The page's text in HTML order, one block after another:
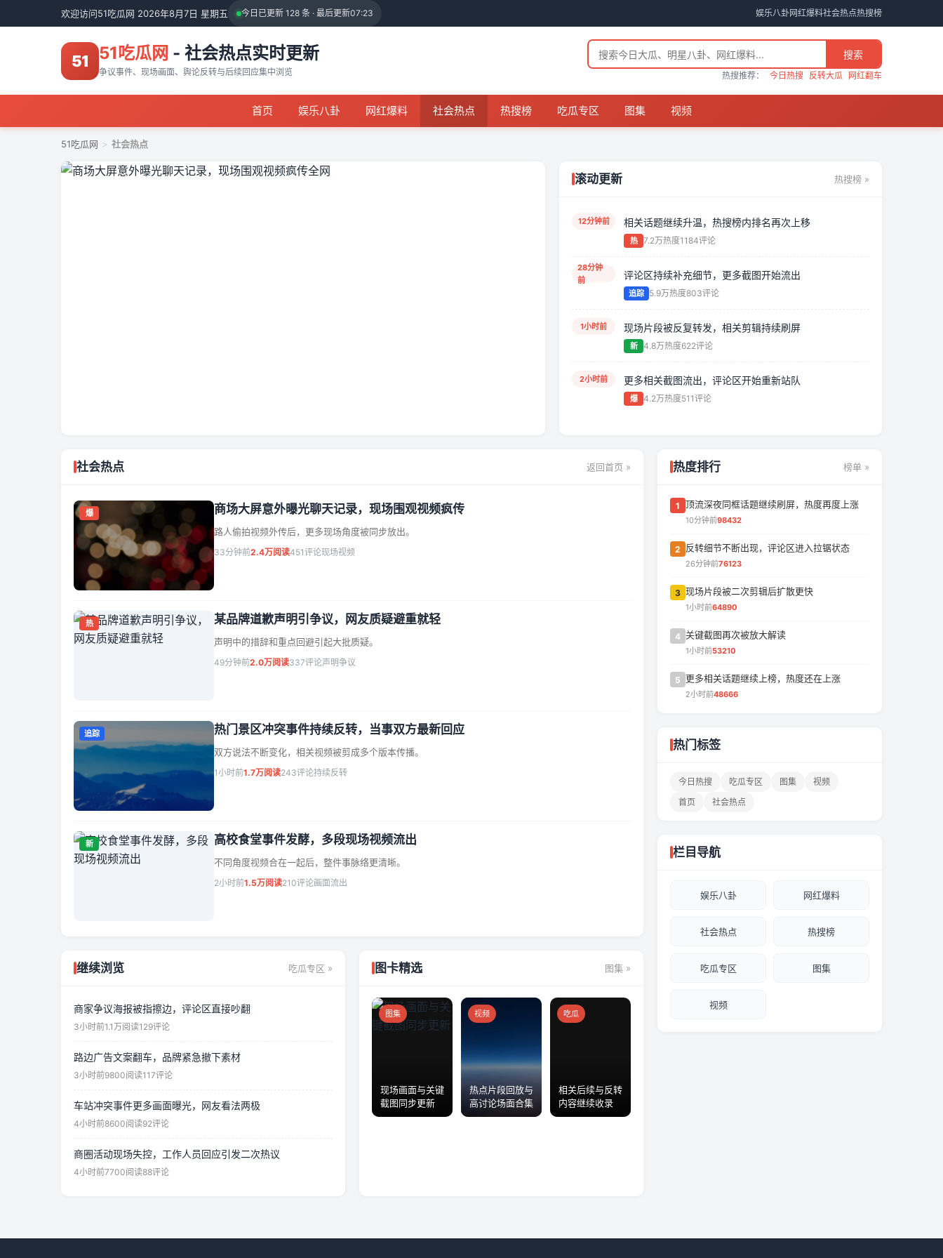
欢迎访问51吃瓜网 2026年8月7日 星期五 今日已更新 128 条 · 最后更新07:23 娱乐八卦 网红爆料社会热点热搜榜
51 51吃瓜网 - 社会热点实时更新
争议事件、现场画面、舆论反转与后续回应集中浏览
搜索
热搜推荐： 今日热搜 反转大瓜 网红翻车
首页 娱乐八卦 网红爆料 社会热点 热搜榜 吃瓜专区 图集 视频
51吃瓜网 > 社会热点
社会热点
商场大屏意外曝光聊天记录，现场围观视频疯传
全网
从现场偷拍视频到后续回应，整件事在短时间内迅速扩散，引发大量讨论。
刚刚刷新 讨论升温
滚动更新 热搜榜 »
12分钟前 相关话题继续升温，热搜榜内排名再次上移
热 7.2万热度1184评论
28分钟
前
评论区持续补充细节，更多截图开始流出
追踪 5.9万热度803评论
1小时前 现场片段被反复转发，相关剪辑持续刷屏
新 4.8万热度622评论
2小时前 更多相关截图流出，评论区开始重新站队
爆 4.2万热度511评论
社会热点 返回首页 »
爆 商场大屏意外曝光聊天记录，现场围观视频疯传
路人偷拍视频外传后，更多现场角度被同步放出。
33分钟前2.4万阅读451评论现场视频
热 某品牌道歉声明引争议，网友质疑避重就轻
声明中的措辞和重点回避引起大批质疑。
49分钟前2.0万阅读337评论声明争议
追踪 热门景区冲突事件持续反转，当事双方最新回应
双方说法不断变化，相关视频被剪成多个版本传播。
1小时前1.7万阅读243评论持续反转
新 高校食堂事件发酵，多段现场视频流出
不同角度视频合在一起后，整件事脉络更清晰。
2小时前1.5万阅读210评论画面流出
继续浏览 吃瓜专区 »
商家争议海报被指擦边，评论区直接吵翻
3小时前1.1万阅读129评论
路边广告文案翻车，品牌紧急撤下素材
3小时前9800阅读117评论
车站冲突事件更多画面曝光，网友看法两极
4小时前8600阅读92评论
商圈活动现场失控，工作人员回应引发二次热议
4小时前7700阅读88评论
图卡精选 图集 »
图集
现场画面与关键
截图同步更新
视频
热点片段回放与
高讨论场面合集
吃瓜
相关后续与反转
内容继续收录
热度排行 榜单 »
1 顶流深夜同框话题继续刷屏，热度再度上涨
10分钟前98432
2 反转细节不断出现，评论区进入拉锯状态
26分钟前76123
3 现场片段被二次剪辑后扩散更快
1小时前64890
4 关键截图再次被放大解读
1小时前53210
5 更多相关话题继续上榜，热度还在上涨
2小时前48666
热门标签
今日热搜 吃瓜专区 图集
视频
首页
社会热点
栏目导航
娱乐八卦 网红爆料
社会热点 热搜榜
吃瓜专区 图集
视频